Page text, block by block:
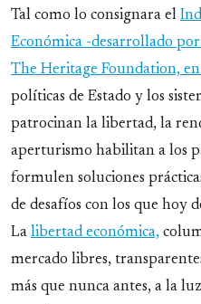
Tal como lo consignara el
Económica -desarrollado
The Heritage Foundation,
políticas de Estado y los
patrocinan la libertad, la
aperturismo habilitan a los
formulen soluciones
de desafíos con los que hoy
La libertad económica,
mercado libres,
más que nunca antes, a la